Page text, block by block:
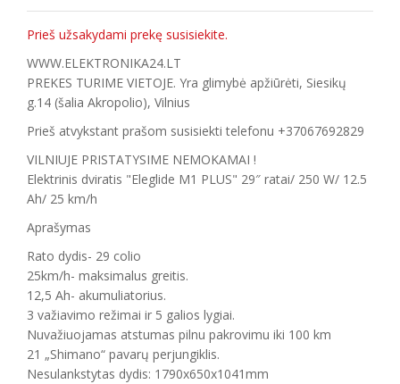
Prieš užsakydami prekę susisiekite.
WWW.ELEKTRONIKA24.LT
PREKES TURIME VIETOJE. Yra glimybė apžiūrėti, Siesikų
g.14 (šalia Akropolio), Vilnius
Prieš atvykstant prašom susisiekti telefonu +37067692829
VILNIUJE PRISTATYSIME NEMOKAMAI !
Elektrinis dviratis "Eleglide M1 PLUS" 29″ ratai/ 250 W/ 12.5
Ah/ 25 km/h
Aprašymas
Rato dydis- 29 colio
25km/h- maksimalus greitis.
12,5 Ah- akumuliatorius.
3 važiavimo režimai ir 5 galios lygiai.
Nuvažiuojamas atstumas pilnu pakrovimu iki 100 km
21 „Shimano“ pavarų perjungiklis.
Nesulankstytas dydis: 1790x650x1041mm